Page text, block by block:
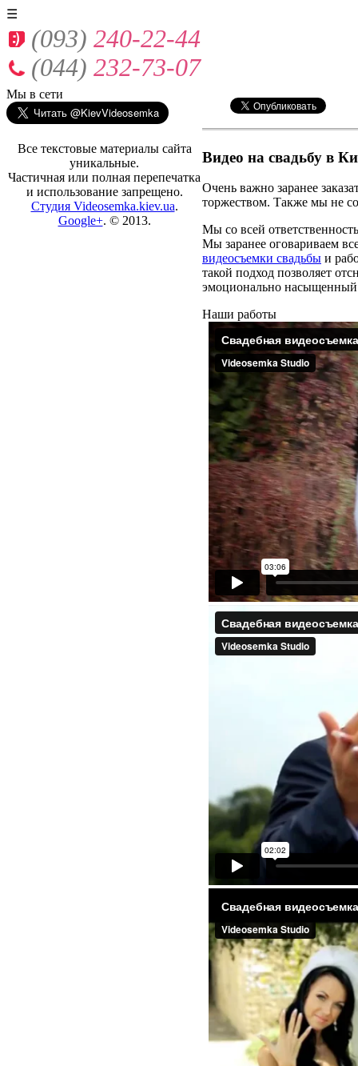
☰
(093) 240-22-44
(044) 232-73-07
Видео на свадьбу в
Очень важно заранее
торжеством. Также мы не
Мы со всей
Мы заранее оговариваем
видеосъемки свадьбы и
такой подход позволяет
эмоционально
Наши работы
Мы в сети
Все текстовые материалы сайта
уникальные.
Частичная или полная перепечатка
и использование запрещено.
Студия Videosemka.kiev.ua.
Google+. © 2013.